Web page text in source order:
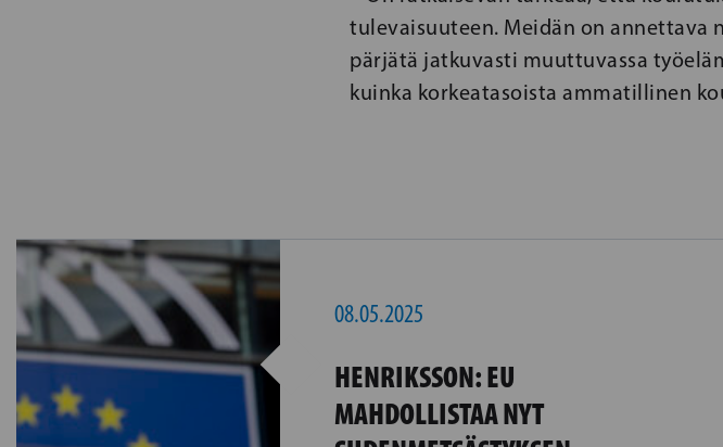
tulevaisuuteen. Meidän on annettava
pärjätä jatkuvasti muuttuvassa
kuinka korkeatasoista ammatillinen
08.05.2025
HENRIKSSON: EU
MAHDOLLISTAA NYT